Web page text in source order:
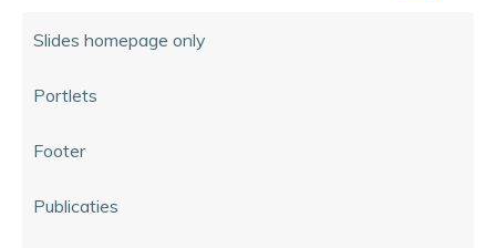
Slides homepage only
Portlets
Footer
Publicaties